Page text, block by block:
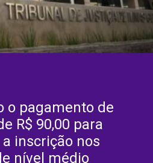
o pagamento de
R$ 90,00 para
inscrição nos
nível médio